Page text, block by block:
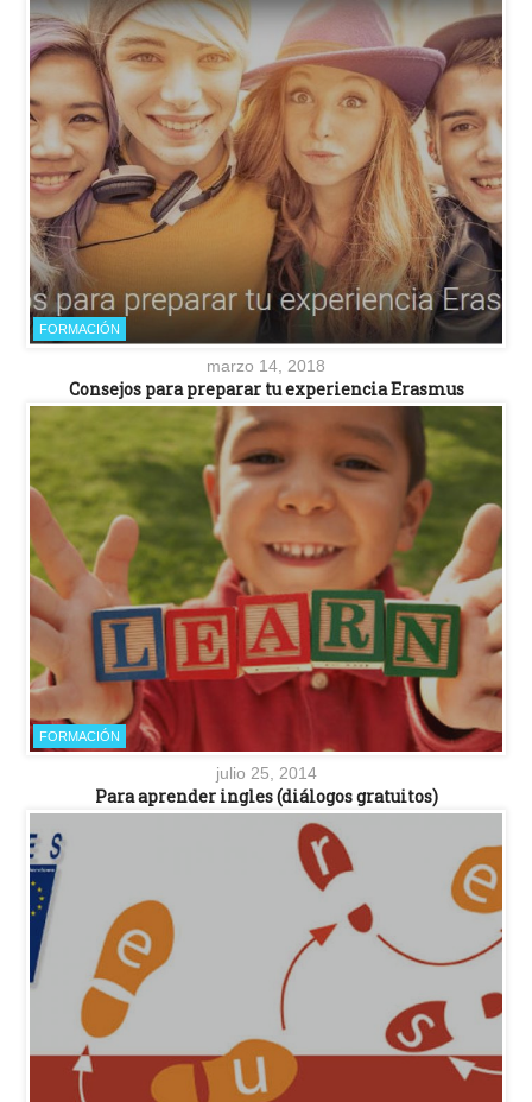
FORMACIÓN
marzo 14, 2018
Consejos para preparar tu experiencia Erasmus
FORMACIÓN
julio 25, 2014
Para aprender ingles (diálogos gratuitos)